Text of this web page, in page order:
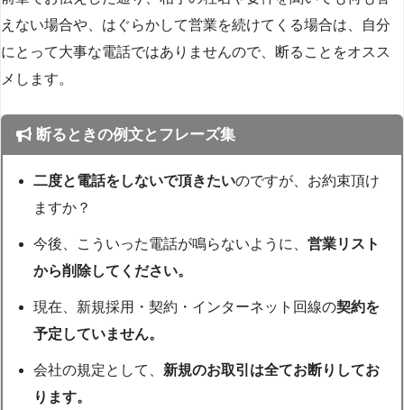
えない場合や、はぐらかして営業を続けてくる場合は、自分
にとって大事な電話ではありませんので、断ることをオスス
メします。
断るときの例文とフレーズ集
二度と電話をしないで頂きたいのですが、お約束頂け
ますか？
今後、こういった電話が鳴らないように、営業リスト
から削除してください。
現在、新規採用・契約・インターネット回線の契約を
予定していません。
会社の規定として、 新規のお取引は全てお断りしてお
ります。